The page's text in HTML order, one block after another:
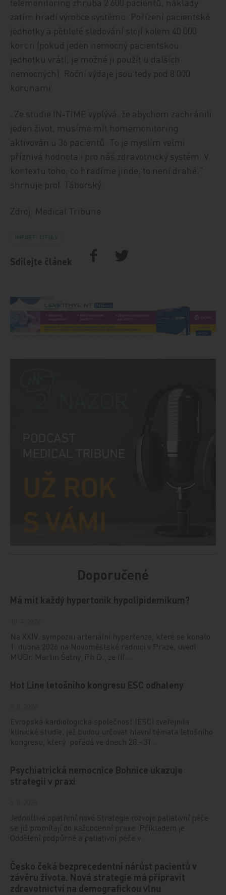
zatím hradí výrobce systému. Pořízení pacientské
jednotky a pětileté sledování stojí kolem 40 000
korun (pokud jeden nemocný pacientskou
jednotku vrátí, je možné ji použít u dalších
nemocných). Roční výdaje jsou tedy pod 8 000
korunami.
„Ze studie IN‑TIME vyplývá, že abychom zachránili
jeden život, musíme mít homemonitoring
aktivován u 36 pacientů. To je myslím velmi
příznivá hodnota i pro náš zdravotnický systém. V
kontextu toho, co hradíme jinde, to není drahé,“
shrnuje prof. Táborský.
Zdroj: Medical Tribune
IMPORT: TITULY
Sdílejte článek
Doporučené
Má mít každý hypertonik hypolipidemikum?
Na XXIV. sympoziu arteriální hypertenze, které se konalo
1. dubna 2026 na Novoměstské radnici v Praze, uvedl
MUDr. Martin Šatný, Ph.D., ze III.…
Hot Line letošního kongresu ESC odhaleny
Evropská kardiologická společnost (ESC) zveřejnila
klinické studie, jež budou určovat hlavní témata letošního
kongresu, který pořádá ve dnech 28.–31…
Psychiatrická nemocnice Bohnice ukazuje
strategii v praxi
Jednotlivá opatření nové Strategie rozvoje paliativní péče
se již promítají do každodenní praxe. Příkladem je
Oddělení podpůrné a paliativní péče v…
Česko čeká bezprecedentní nárůst pacientů v
závěru života. Nová strategie má připravit
zdravotnictví na demografickou vlnu